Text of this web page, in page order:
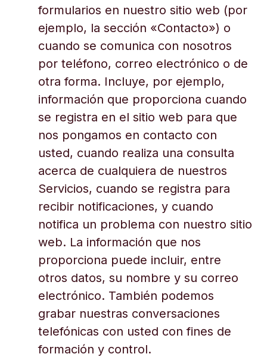
formularios en nuestro sitio web (por
ejemplo, la sección «Contacto») o
cuando se comunica con nosotros
por teléfono, correo electrónico o de
otra forma. Incluye, por ejemplo,
información que proporciona cuando
se registra en el sitio web para que
nos pongamos en contacto con
usted, cuando realiza una consulta
acerca de cualquiera de nuestros
Servicios, cuando se registra para
recibir notificaciones, y cuando
notifica un problema con nuestro sitio
web. La información que nos
proporciona puede incluir, entre
otros datos, su nombre y su correo
electrónico. También podemos
grabar nuestras conversaciones
telefónicas con usted con fines de
formación y control.